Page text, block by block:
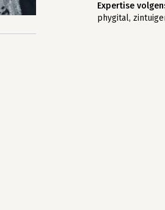
Expertise
phygital,